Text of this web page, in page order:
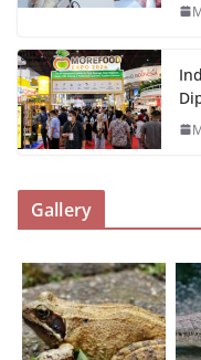
Gallery